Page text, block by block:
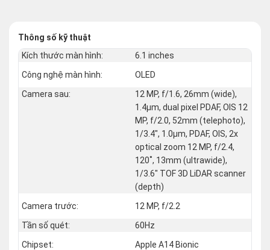
Thông số kỹ thuật
Kích thước màn hình:
6.1 inches
Công nghệ màn hình:
OLED
Camera sau:
12 MP, f/1.6, 26mm (wide),
1.4µm, dual pixel PDAF, OIS 12
MP, f/2.0, 52mm (telephoto),
1/3.4", 1.0µm, PDAF, OIS, 2x
optical zoom 12 MP, f/2.4,
120˚, 13mm (ultrawide),
1/3.6" TOF 3D LiDAR scanner
(depth)
Camera trước:
12 MP, f/2.2
Tần số quét:
60Hz
Chipset:
Apple A14 Bionic